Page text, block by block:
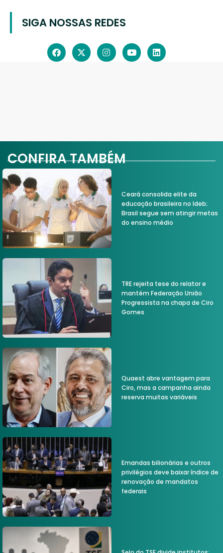
SIGA NOSSAS REDES
CONFIRA TAMBÉM
Ceará consolida elite da
educação brasileira no Ideb;
Brasil segue sem atingir metas
do ensino médio
TRE rejeita tese do relator e
mantém Federação União
Progressista na chapa de Ciro
Gomes
Quaest abre vantagem para
Ciro, mas a campanha ainda
reserva muitas variáveis
Emandas bilionárias e outros
privilégios deve baixar índice de
renovação de mandatos
federais